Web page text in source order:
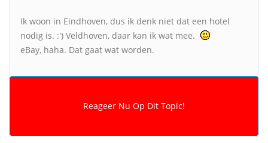
Ik woon in Eindhoven, dus ik denk niet dat een hotel
nodig is. :') Veldhoven, daar kan ik wat mee.
eBay, haha. Dat gaat wat worden.